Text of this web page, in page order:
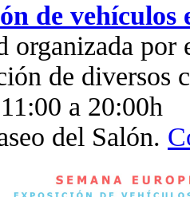
de vehículos
organizada por
de diversos
a 20:00h
del Salón.